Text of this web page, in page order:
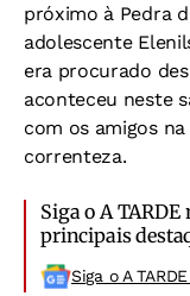
próximo à Pedra
adolescente
era procurado
aconteceu neste
com os amigos
correnteza.
Siga o A
principais
Siga o A